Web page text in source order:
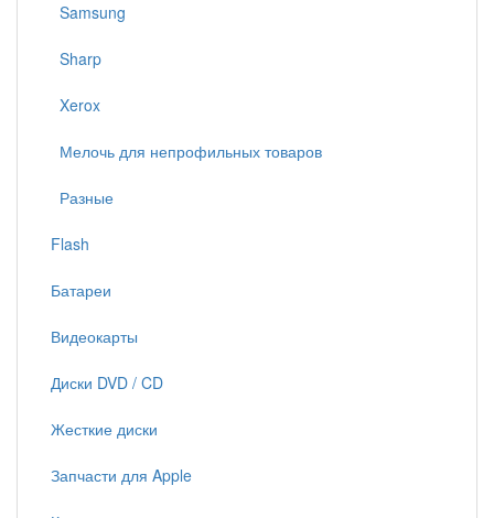
Samsung
Sharp
Xerox
Мелочь для непрофильных товаров
Разные
Flash
Батареи
Видеокарты
Диски DVD / CD
Жесткие диски
Запчасти для Apple